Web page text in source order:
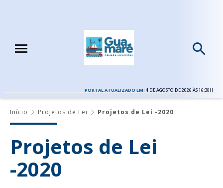
PORTAL ATUALIZADO EM: 4 DE AGOSTO DE 2026 ÀS 16:30H
Início Projetos de Lei Projetos de Lei -2020
Projetos de Lei
-2020